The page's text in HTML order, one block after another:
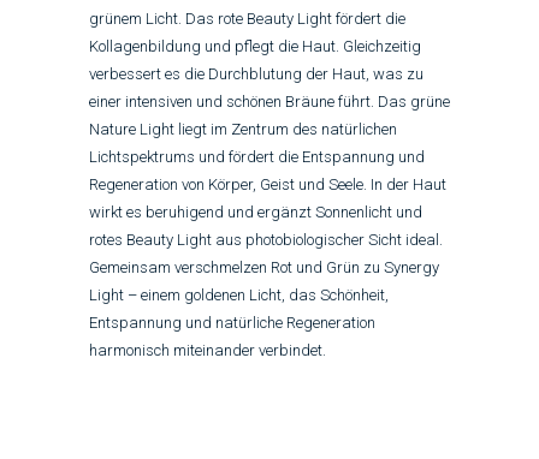
grünem Licht. Das rote Beauty Light fördert die
Kollagenbildung und pflegt die Haut. Gleichzeitig
verbessert es die Durchblutung der Haut, was zu
einer intensiven und schönen Bräune führt. Das grüne
Nature Light liegt im Zentrum des natürlichen
Lichtspektrums und fördert die Entspannung und
Regeneration von Körper, Geist und Seele. In der Haut
wirkt es beruhigend und ergänzt Sonnenlicht und
rotes Beauty Light aus photobiologischer Sicht ideal.
Gemeinsam verschmelzen Rot und Grün zu Synergy
Light – einem goldenen Licht, das Schönheit,
Entspannung und natürliche Regeneration
harmonisch miteinander verbindet.